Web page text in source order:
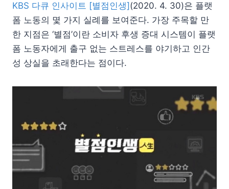
KBS 다큐 인사이트 [별점인생] (2020. 4. 30)은 플랫
폼 노동의 몇 가지 실례를 보여준다. 가장 주목할 만
한 지점은 ‘별점’이란 소비자 후생 증대 시스템이 플랫
폼 노동자에게 출구 없는 스트레스를 야기하고 인간
성 상실을 초래한다는 점이다.